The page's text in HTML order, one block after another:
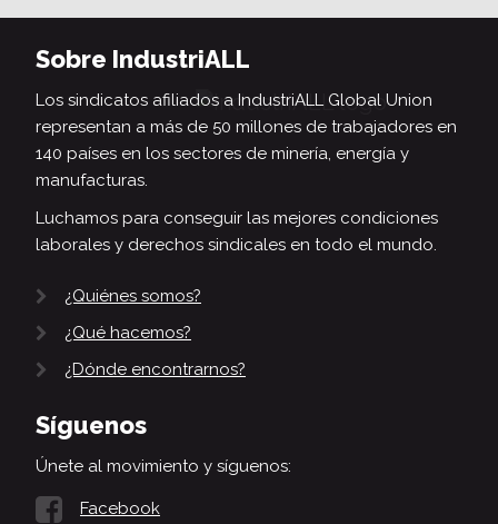
Sobre IndustriALL
Los sindicatos afiliados a IndustriALL Global Union
representan a más de 50 millones de trabajadores en
140 países en los sectores de minería, energía y
manufacturas.
Luchamos para conseguir las mejores condiciones
laborales y derechos sindicales en todo el mundo.
¿Quiénes somos?
¿Qué hacemos?
¿Dónde encontrarnos?
Síguenos
Únete al movimiento y síguenos:
Facebook